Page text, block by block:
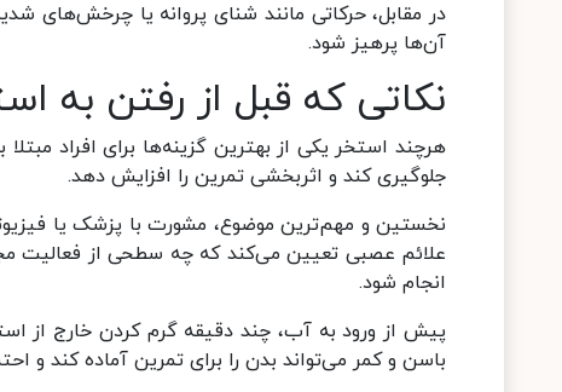
در مقابل، حرکاتی مانند شنای پروانه یا چرخش‌های
آن‌ها پرهیز شود.
نکاتی که قبل از رفتن به
هرچند استخر یکی از بهترین گزینه‌ها برای افراد
جلوگیری کند و اثربخشی تمرین را افزایش دهد.
نخستین و مهم‌ترین موضوع، مشورت با پزشک یا
علائم عصبی تعیین می‌کند که چه سطحی از فعالیت
انجام شود.
پیش از ورود به آب، چند دقیقه گرم کردن خارج از
باسن و کمر می‌تواند بدن را برای تمرین آماده کند و